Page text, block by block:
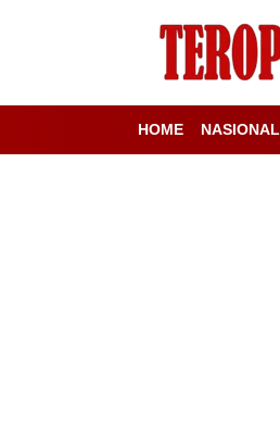
HOME NASIONAL